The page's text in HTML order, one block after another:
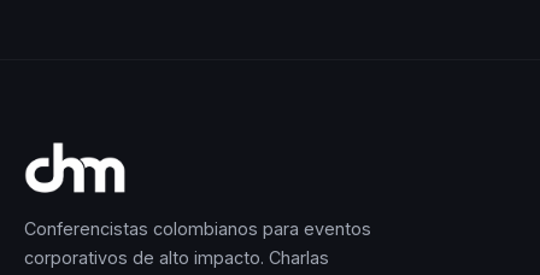
Conferencistas colombianos para eventos
corporativos de alto impacto. Charlas